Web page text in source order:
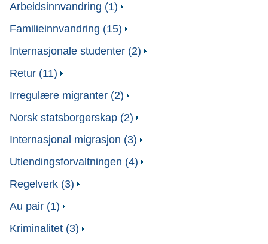
Arbeidsinnvandring (1)
Familieinnvandring (15)
Internasjonale studenter (2)
Retur (11)
Irregulære migranter (2)
Norsk statsborgerskap (2)
Internasjonal migrasjon (3)
Utlendingsforvaltningen (4)
Regelverk (3)
Au pair (1)
Kriminalitet (3)